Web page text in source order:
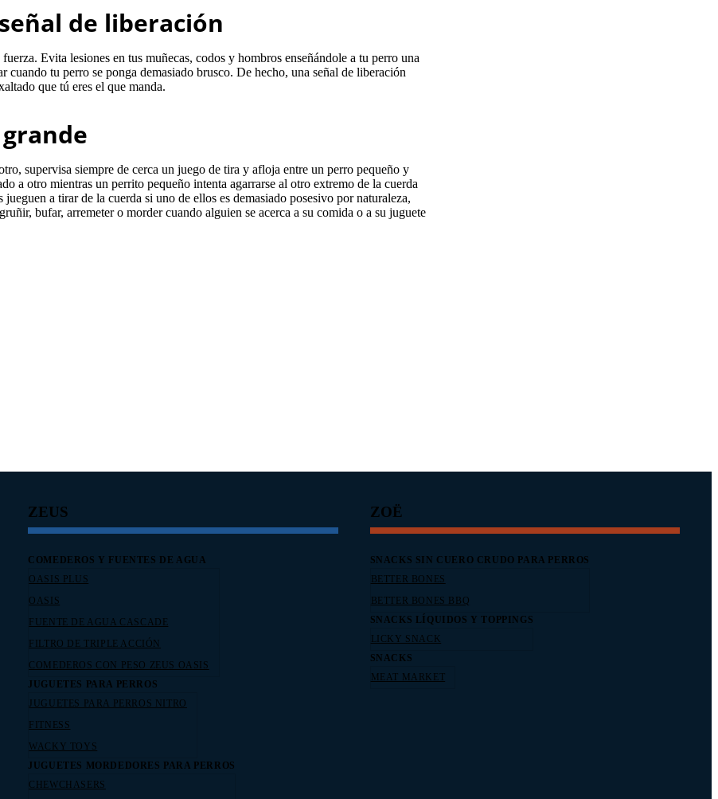
de liberación
Evita lesiones en tus muñecas, codos y hombros enseñándole a tu perro una
tu perro se ponga demasiado brusco. De hecho, una señal de liberación
que tú eres el que manda.
supervisa siempre de cerca un juego de tira y afloja entre un perro pequeño y
a otro mientras un perrito pequeño intenta agarrarse al otro extremo de la cuerda
a tirar de la cuerda si uno de ellos es demasiado posesivo por naturaleza,
bufar, arremeter o morder cuando alguien se acerca a su comida o a su juguete
ZEUS
COMEDEROS Y FUENTES DE AGUA
OASIS PLUS
OASIS
FUENTE DE AGUA CASCADE
FILTRO DE TRIPLE ACCIÓN
COMEDEROS CON PESO ZEUS OASIS
JUGUETES PARA PERROS
JUGUETES PARA PERROS NITRO
FITNESS
WACKY TOYS
JUGUETES MORDEDORES PARA PERROS
CHEWCHASERS
ZOË
SNACKS SIN CUERO CRUDO PARA PERROS
BETTER BONES
BETTER BONES BBQ
SNACKS LÍQUIDOS Y TOPPINGS
LICKY SNACK
SNACKS
MEAT MARKET